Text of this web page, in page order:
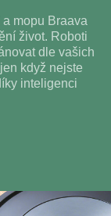
mopu Braava
život. Roboti
dle vašich
když nejste
inteligenci